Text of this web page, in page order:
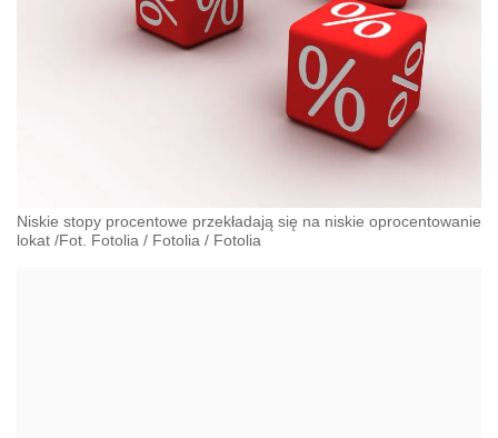
Niskie stopy procentowe przekładają się na niskie oprocentowanie
lokat /Fot. Fotolia / Fotolia / Fotolia